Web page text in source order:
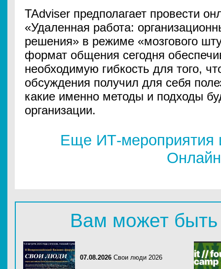
TAdviser предполагает провести
«Удаленная работа:
решения» в режиме «мозгового
формат общения сегодня
необходимую гибкость для того,
обсуждения получил для себя
какие именно методы и подходы
организации.
Еще ИТ-мероприятия
Онлайн
Вам может быть
07.08.2026 Свои люди 2026